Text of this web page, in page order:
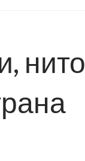
нито